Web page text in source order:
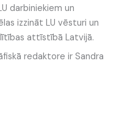
darbiniekiem un
izzināt LU vēsturi un
attīstībā Latvijā.
redaktore ir Sandra